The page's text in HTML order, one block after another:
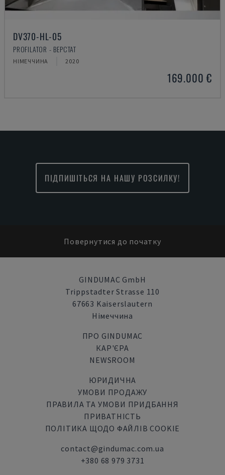
DV370-HL-05
PROFILATOR - ВЕРСТАТ
НІМЕЧЧИНА 2020
169.000 €
ПІДПИШІТЬСЯ НА НАШУ РОЗСИЛКУ!
Повернутися до початку
GINDUMAC GmbH
Trippstadter Strasse 110
67663 Kaiserslautern
Німеччина
ПРО GINDUMAC
КАР'ЄРА
NEWSROOM
ЮРИДИЧНА
УМОВИ ПРОДАЖУ
ПРАВИЛА ТА УМОВИ ПРИДБАННЯ
ПРИВАТНІСТЬ
ПОЛІТИКА ЩОДО ФАЙЛІВ COOKIE
contact@gindumac.com.ua
+380 68 979 3731